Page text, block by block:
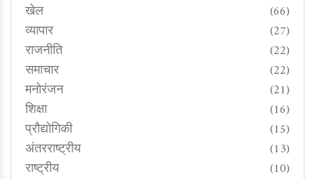
खेल (66)
व्यापार (27)
राजनीति (22)
समाचार (22)
मनोरंजन (21)
शिक्षा (16)
प्रौद्योगिकी (15)
अंतरराष्ट्रीय (13)
राष्ट्रीय (10)